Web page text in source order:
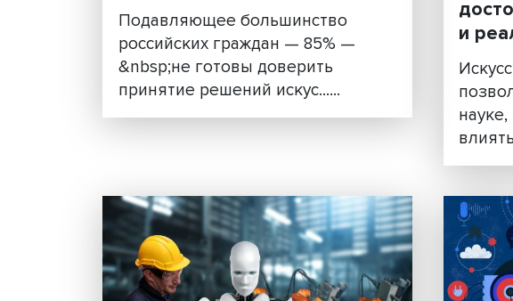
Эксперты Вышки просчитали
риски цифровизации
&nbsp;не готовы доверить
принятие решений искус......